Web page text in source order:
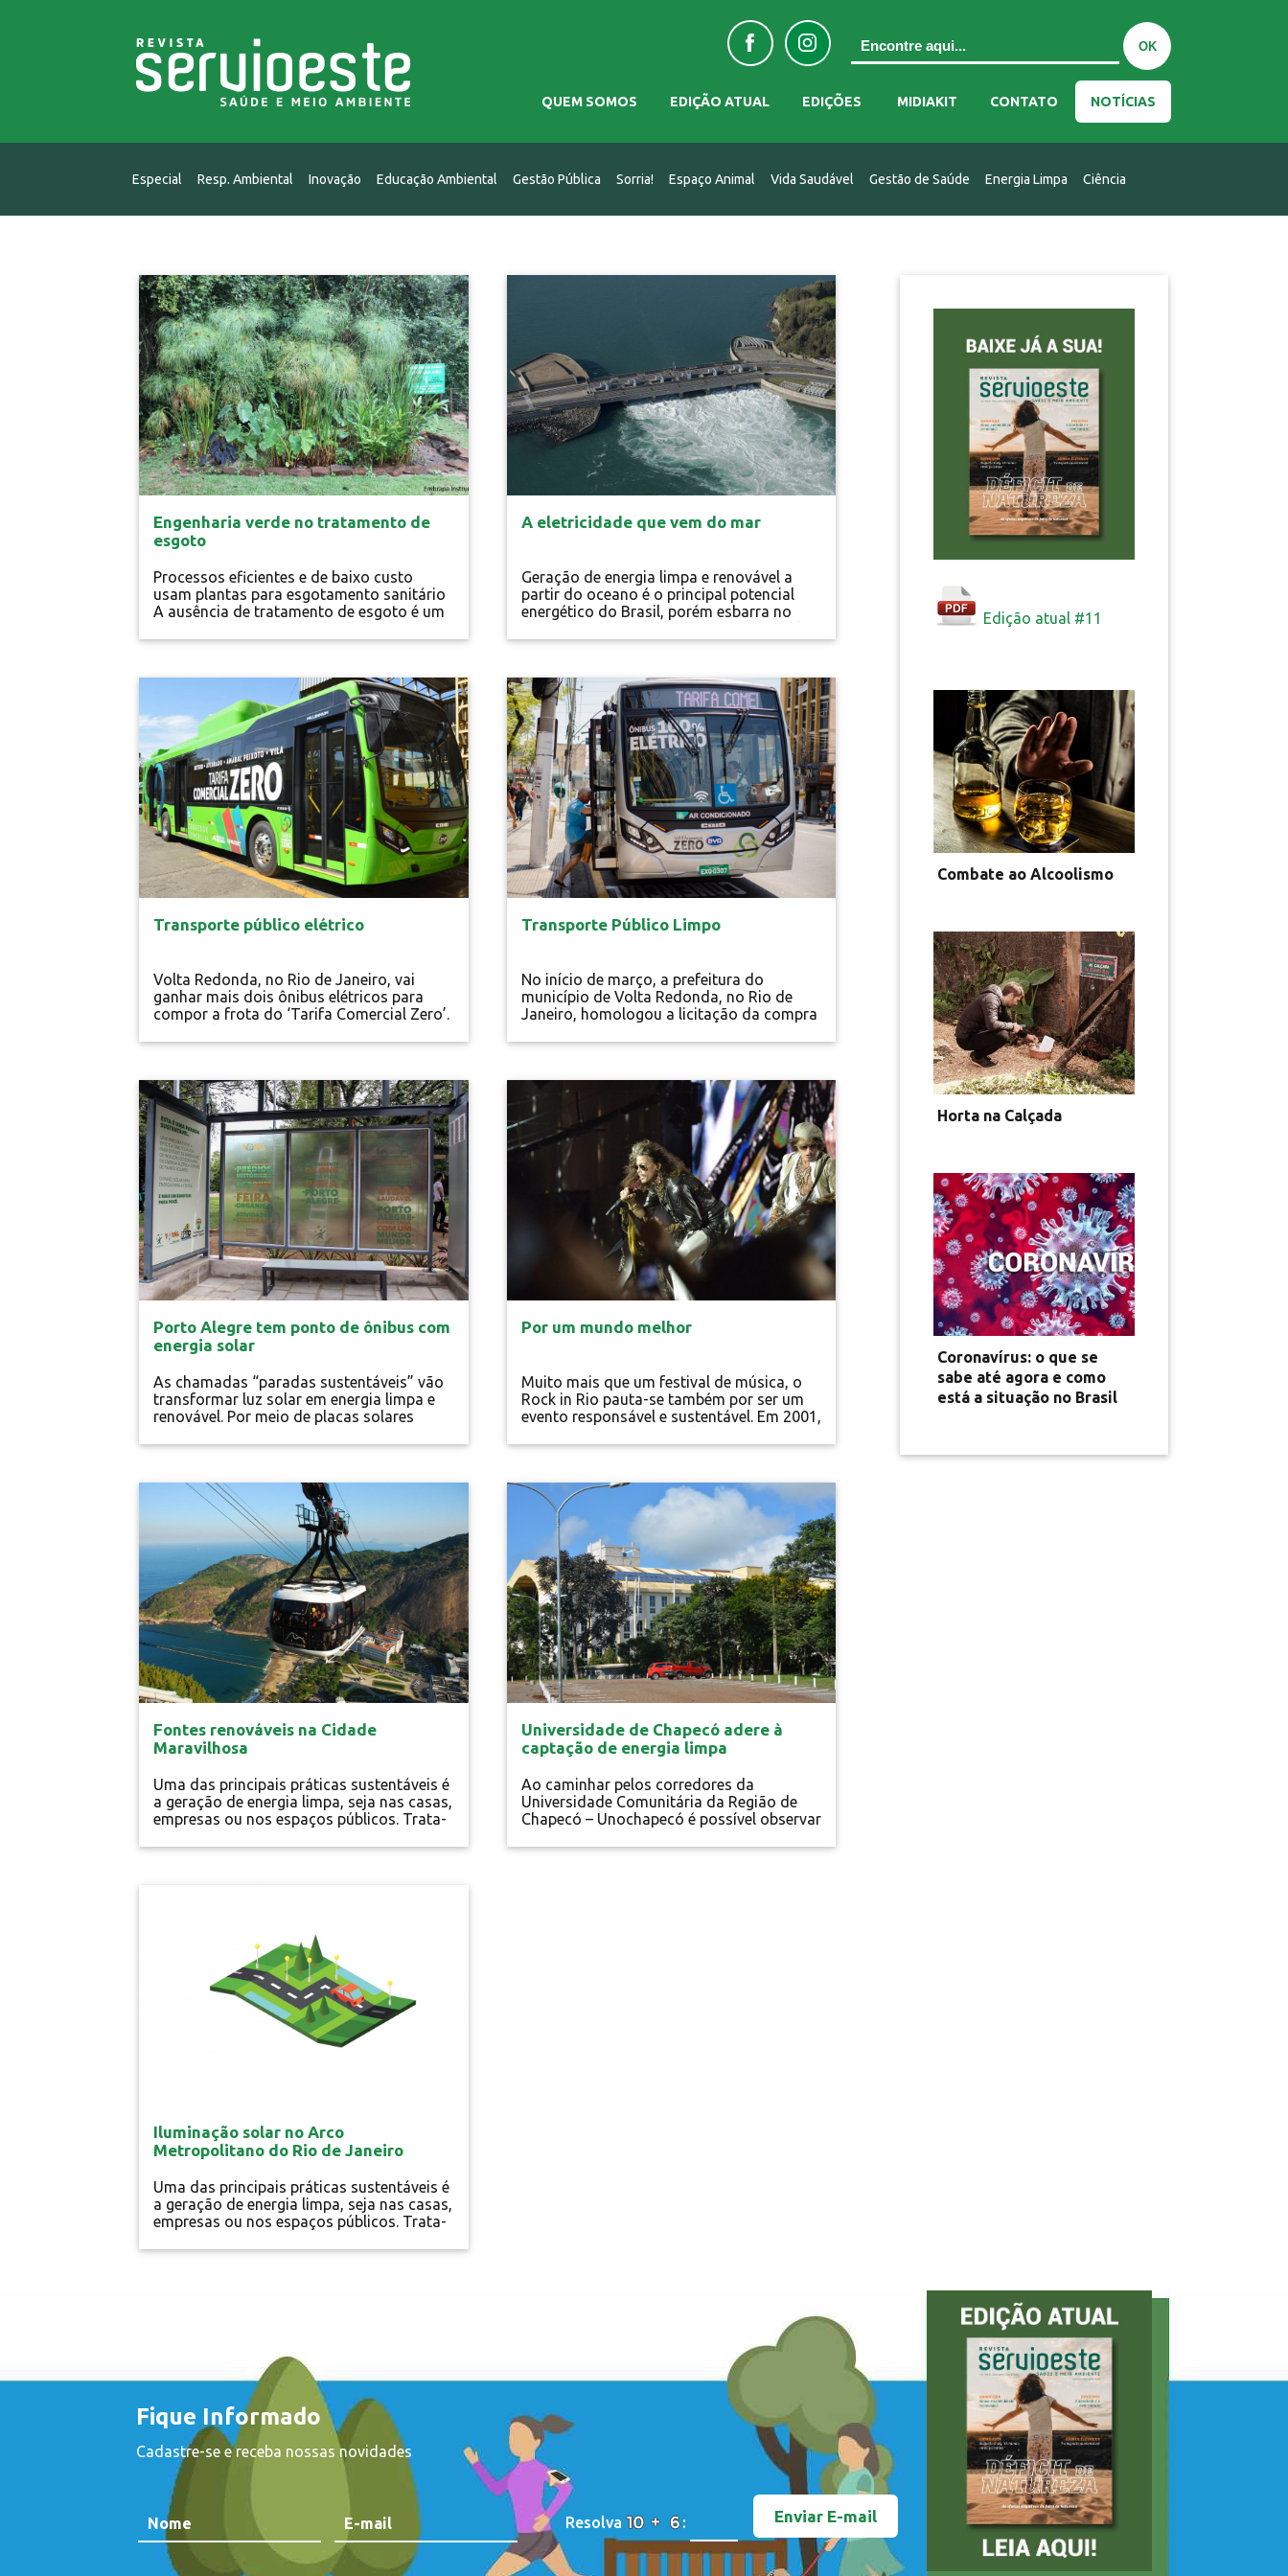
QUEM SOMOS EDIÇÃO ATUAL EDIÇÕES MIDIAKIT CONTATO NOTÍCIAS
Especial Resp. Ambiental Inovação Educação Ambiental Gestão Pública Sorria! Espaço Animal Vida Saudável Gestão de Saúde Energia Limpa Ciência
Energia Limpa
Engenharia verde no tratamento de
esgoto
Processos eficientes e de baixo custo
usam plantas para esgotamento sanitário
A ausência de tratamento de esgoto é um
Brasil. Seu descarte irregular é o tipo mais
João Pedro Pinheiro, Mestre em Perícias
Criminais Ambientais. Segundo o Sistema
Nacional de Informações sobre
Saneamento (SNIS) apenas 46% de todo...
A eletricidade que vem do mar
Geração de energia limpa e renovável a
partir do oceano é o principal potencial
energético do Brasil, porém esbarra no
Piana Basta apertar um interruptor para
lavar ou o televisor. Facilidades ao nosso
alcance que agilizam a vida graças ao
avanço tecnológico que incluiu uma das
principais conquistas do mundo...
Transporte público elétrico
Volta Redonda, no Rio de Janeiro, vai
ganhar mais dois ônibus elétricos para
compor a frota do ‘Tarifa Comercial Zero’.
acordo com o secretário municipal de
Joselito Magalhães, em aproximadamente
dois meses, o primeiro dessas novas
aquisições já deve ser entregue. E até o
final do ano os três...
Energia Limpa
Transporte Público Limpo
No início de março, a prefeitura do
município de Volta Redonda, no Rio de
Janeiro, homologou a licitação da compra
informações da Secretaria Municipal de
(SMDET), os veículos darão início a
segunda etapa do projeto Tarifa Comercial
Zero. Volta Redonda é a primeira cidade
do País e da...
Energia Limpa
Porto Alegre tem ponto de ônibus com
energia solar
As chamadas “paradas sustentáveis” vão
transformar luz solar em energia limpa e
renovável. Por meio de placas solares
energia e feito a cogeração de créditos em
energética para o funcionamento do ponto
de ônibus seja suprida. É o caso da tela
LCD de 60 polegadas que vai divulgar
material informativo, como...
Energia Limpa
Por um mundo melhor
Muito mais que um festival de música, o
Rock in Rio pauta-se também por ser um
evento responsável e sustentável. Em 2001,
melhor”, assumiu o compromisso de
que pequenas atitudes no dia a dia são o
caminho para fazer do mundo um lugar
melhor para todos. “A nossa visão é ser
mais do que o maior evento de música e...
Energia Limpa
Fontes renováveis na Cidade
Maravilhosa
Uma das principais práticas sustentáveis é
a geração de energia limpa, seja nas casas,
empresas ou nos espaços públicos. Trata-
oriunda da própria natureza, gerada de
teleférico passou a...
Energia Limpa
Universidade de Chapecó adere à
captação de energia limpa
Ao caminhar pelos corredores da
Universidade Comunitária da Região de
Chapecó – Unochapecó é possível observar
sendo instalado junto a um de seus
Iluminação solar no Arco
Metropolitano do Rio de Janeiro
Uma das principais práticas sustentáveis é
a geração de energia limpa, seja nas casas,
empresas ou nos espaços públicos. Trata-
oriunda da própria natureza. Encontrar
Edição atual #11
Combate ao Alcoolismo
Horta na Calçada
Coronavírus: o que se
sabe até agora e como
está a situação no Brasil
Fique Informado
Cadastre-se e receba nossas novidades
Resolva :